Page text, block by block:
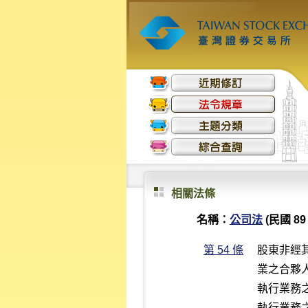
相關法條
名稱： 公司法 (民國
第 54 條
股東非經
業之合夥
執行業務